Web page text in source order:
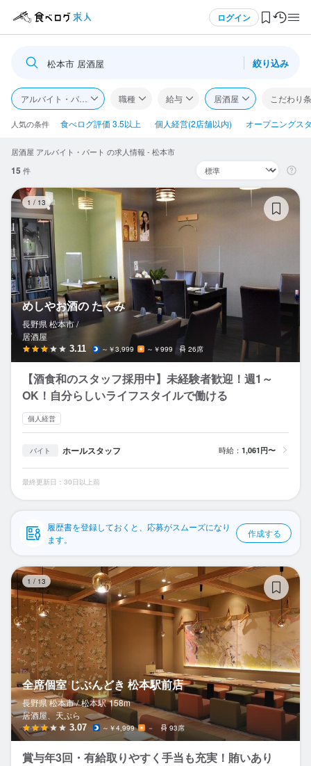
ログイン
ログイン・無料会員登録
食べログ求人TOP
求人検索
閲覧履歴
気になる求人
検索履歴・保存した条件
応募履歴
WEB履歴書
スカウト・メルマガ受信設定
ヘルプ・お問い合わせフォーム
掲載をご検討の店舗様へ
食べログ求人PRESS
企業情報
松本市 居酒屋 絞り込み
アルバイト・パート 職種 給与 居酒屋 こだわり
人気の条件 食べログ評価 3.5以上 個人経営(2店舗以内) オープニングス
居酒屋 アルバイト・パート の求人情報 - 松本市
15 件
1 / 13
めしやお酒の たくみ
長野県 松本市 /
居酒屋
3.11 ～￥3,999 ～￥999 26席
【酒食和のスタッフ採用中】未経験者歓迎！週1～
OK！自分らしいライフスタイルで働ける
個人経営
バイト ホールスタッフ 時給： 1,061円〜
最終更新日：30日以上前
履歴書を登録しておくと、応募がスムーズになり
ます。
作成する
1 / 13
全席個室 じぶんどき 松本駅前店
長野県 松本市 / 松本駅 158m
居酒屋、天ぷら
3.07 ～￥4,999 － 93席
賞与年3回・有給取りやすく手当も充実！賄いあり